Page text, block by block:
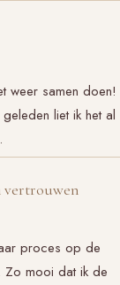
weer samen doen!
liet ik het al
vertrouwen
proces op de
Zo mooi dat ik de